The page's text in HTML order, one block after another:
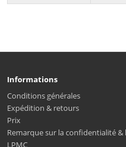
Informations
Conditions générales
Expédition & retours
Prix
Remarque sur la confidentialité &
LPMC